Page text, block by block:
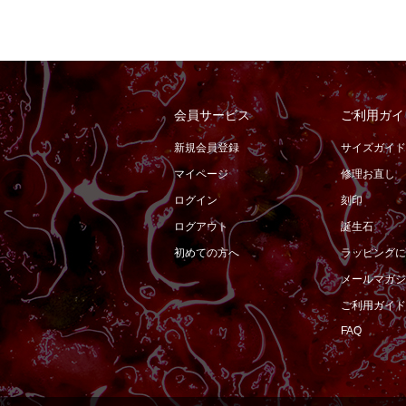
会員サービス
新規会員登録
マイページ
ログイン
ログアウト
初めての方へ
ご利用ガ
サイズガイド
修理お直し
刻印
誕生石
ラッピング
メールマガ
ご利用ガイド
FAQ